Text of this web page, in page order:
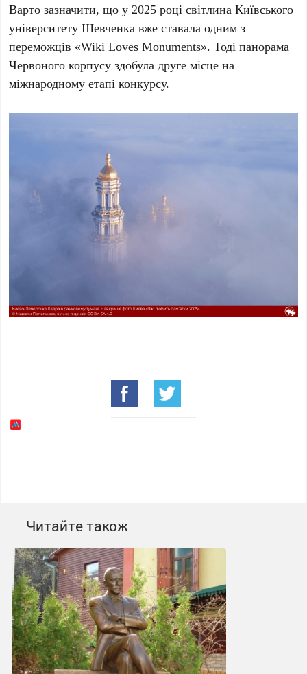
Варто зазначити, що у2025 році світлинаКиївського
університету Шевченка вже ставала одним з
переможців «Wiki Loves Monuments». Тоді панорама
Червоного корпусу здобуладруге місце на
міжнародному етапі конкурсу.
Читайте також